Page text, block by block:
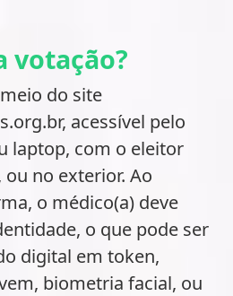
votação?
do site
acessível pelo
laptop, com o eleitor
no exterior. Ao
o médico(a) deve
o que pode ser
digital em token,
biometria facial, ou